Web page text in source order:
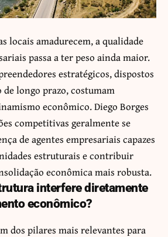
locais amadurecem, a qualidade
passa a ter peso ainda maior.
estratégicos, dispostos
longo prazo, costumam
econômico. Diego Borges
competitivas geralmente se
de agentes empresariais capazes
estruturais e contribuir
econômica mais robusta.
interfere diretamente
econômico?
dos pilares mais relevantes para